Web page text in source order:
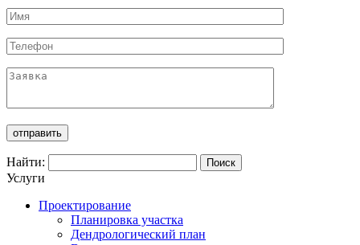
Найти:
Услуги
Проектирование
Планировка участка
Дендрологический план